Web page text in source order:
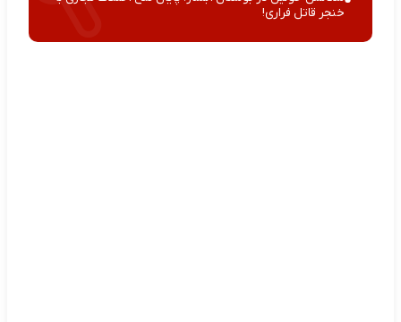
خنجر قاتل فراری!